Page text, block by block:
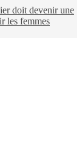
doit devenir une
les femmes